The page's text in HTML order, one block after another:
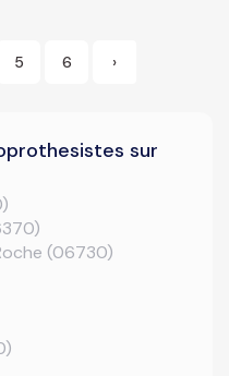
5 6 ›
sur
(06730)